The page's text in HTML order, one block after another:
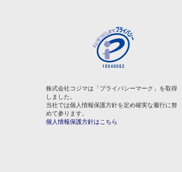
株式会社コジマは「プライバシーマーク」を取得
しました。
当社では個人情報保護方針を定め確実な履行に努
めて参ります。
個人情報保護方針はこちら